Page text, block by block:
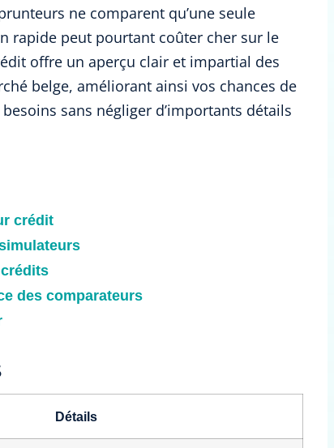
ne comparent qu’une seule
rapide peut pourtant coûter cher sur le
offre un aperçu clair et impartial des
belge, améliorant ainsi vos chances de
sans négliger d’importants détails
crédit
des comparateurs
Détails